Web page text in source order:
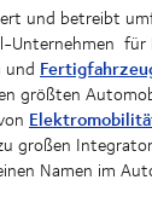
und betreibt
Unternehmen für
und
größten
großen
Namen im